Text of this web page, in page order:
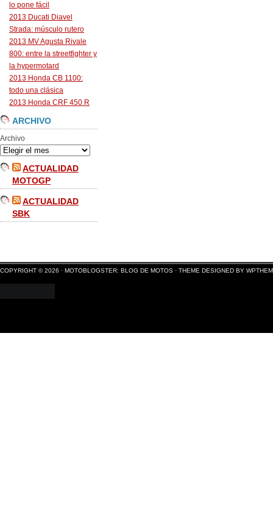
lo pone fácil
2013 Ducati Diavel
Strada: músculo rutero
2013 MV Agusta Rivale
800: entre la streetfighter y
la hypermotard
2013 Honda CB 1100:
todo una clásica
2013 Honda CRF 450 R
ARCHIVO
Archivo
ACTUALIDAD
MOTOGP
ACTUALIDAD
SBK
COPYRIGHT © 2026 · MOTOBLOGSTER: BLOG DE MOTOS · THEME DESIGNED BY